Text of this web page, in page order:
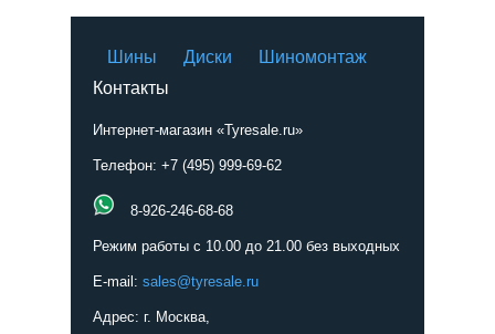
Шины Диски
Шиномонтаж
Контакты
Интернет-магазин «Tyresale.ru»
Телефон: +7 (495) 999-69-62
8-926-246-68-68
Режим работы с 10.00 до 21.00 без выходных
E-mail: sales@tyresale.ru
Адрес: г. Москва,